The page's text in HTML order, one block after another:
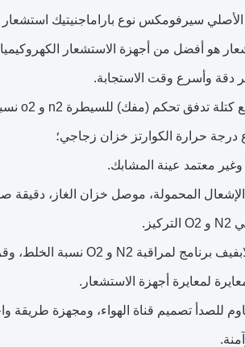
هو أفضل من أجهزة الاستشعار
دقة وأسرع وقت الاستجابة.
للصدأ تصميم قناة الهواء، ومجهزة